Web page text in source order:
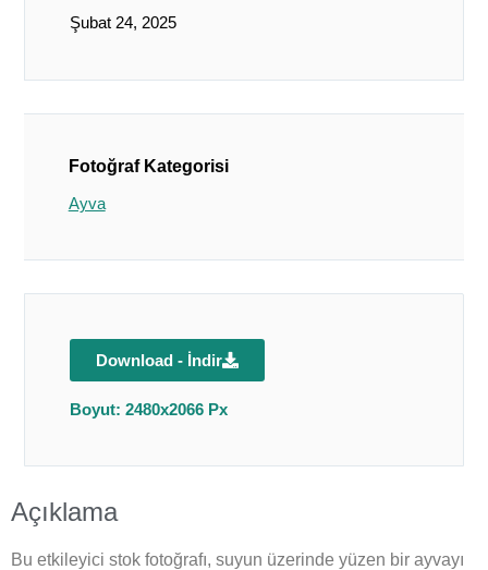
Şubat 24, 2025
Fotoğraf Kategorisi
Ayva
Download - İndir
Boyut: 2480x2066 Px
Açıklama
Bu etkileyici stok fotoğrafı, suyun üzerinde yüzen bir ayvayı